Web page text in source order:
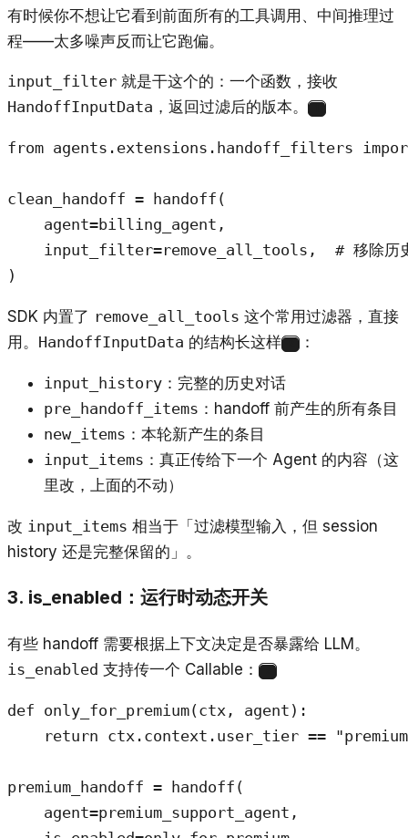
有时候你不想让它看到前面所有的工具调用、中间推理过
程——太多噪声反而让它跑偏。
input_filter 就是干这个的：一个函数，接收
HandoffInputData ，返回过滤后的版本。
from agents.extensions.handoff_filters
clean_handoff = handoff(
    agent=billing_agent,
input_filter=remove_all_tools,  # 移除历史
)
SDK 内置了 remove_all_tools 这个常用过滤器，直接
用。 HandoffInputData 的结构长这样 ：
input_history ：完整的历史对话
pre_handoff_items ：handoff 前产生的所有条目
new_items ：本轮新产生的条目
input_items ：真正传给下一个 Agent 的内容（这
里改，上面的不动）
改 input_items 相当于「过滤模型输入，但 session
history 还是完整保留的」。
3. is_enabled：运行时动态开关
有些 handoff 需要根据上下文决定是否暴露给 LLM。
is_enabled 支持传一个 Callable：
def only_for_premium(ctx, agent):
return ctx.context.user_tier ==
premium_handoff = handoff(
    agent=premium_support_agent,